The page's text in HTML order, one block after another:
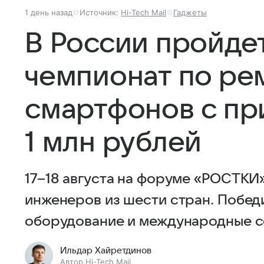
1 день назад Источник: Hi-Tech Mail Гаджеты
В России
чемпионат по
смартфонов с
1 млн рублей
17–18 августа на форуме
инженеров из шести стран.
оборудование и международные
Ильдар Хайретдинов
Автор Hi-Tech Mail